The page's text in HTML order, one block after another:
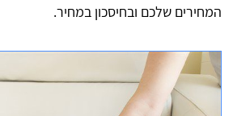
המחירים שלכם ובחיסכון במחיר.